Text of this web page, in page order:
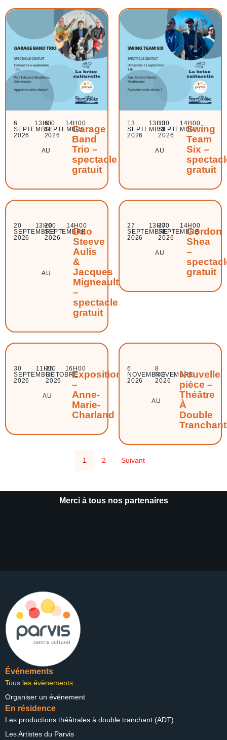
6
SEPTEMBRE
2026
13H00
AU
6
SEPTEMBRE
2026
14H00
Garage
Band
Trio –
spectacle
gratuit
13
SEPTEMBRE
2026
13H00
AU
13
SEPTEMBRE
2026
14H00
Swing
Team
Six –
gratuit
20
SEPTEMBRE
2026
13H00
AU
20
SEPTEMBRE
2026
14H00
Duo
Steeve
Aulis
&
Jacques
Migneault
–
spectacle
gratuit
27
SEPTEMBRE
2026
13H00
AU
27
SEPTEMBRE
2026
14H00
Gordon
Shea
–
gratuit
30
SEPTEMBRE
2026
11H00
AU
26
OCTOBRE
2026
16H00
Exposition
–
Anne-
Marie-
Charland
6
NOVEMBRE
2026
AU
8
NOVEMBRE
2026
Nouvelle
pièce –
Théâtre
À
Double
Tranchant
1 2 Suivant
Merci à tous nos partenaires
Événements
Tous les évènements
Organiser un événement
En résidence
Les productions théâtrales à double tranchant (ADT)
Les Artistes du Parvis